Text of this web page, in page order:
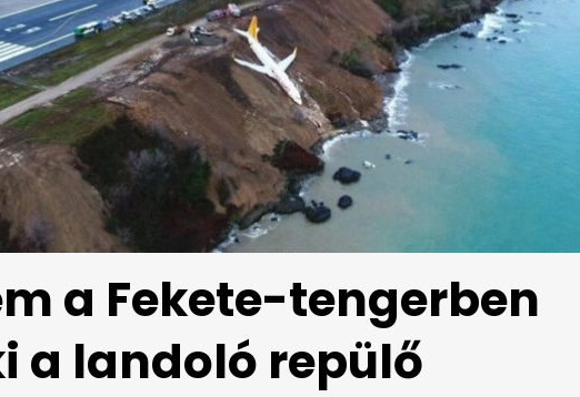
a Fekete-tengerben
a landoló repülő